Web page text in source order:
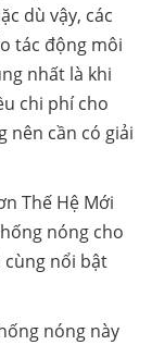
dù vậy, các
tác động môi
nhất là khi
chi phí cho
nên cần có giải
Thế Hệ Mới
nóng cho
cùng nổi bật
nóng này